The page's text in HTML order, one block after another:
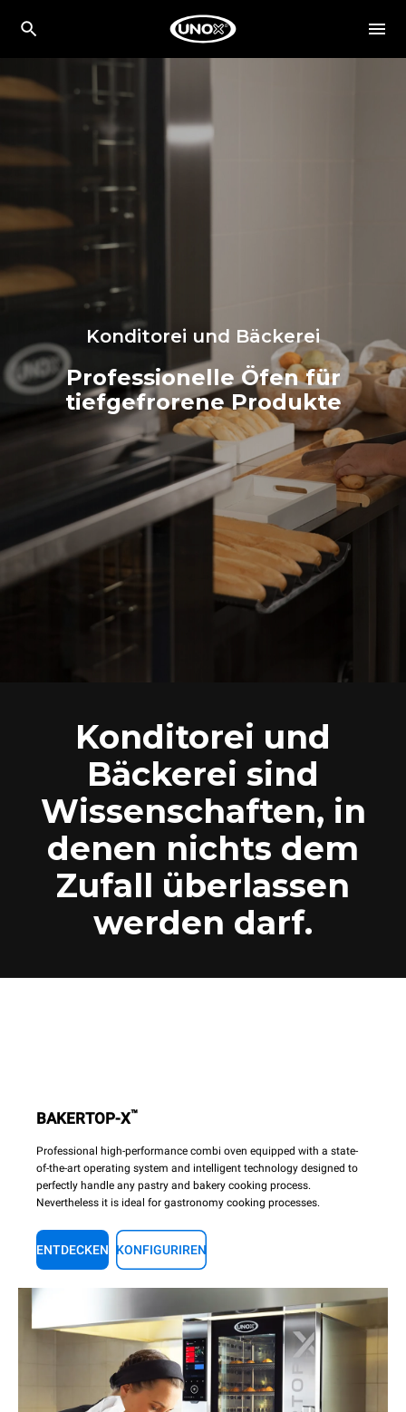
Konditorei und Bäckerei
Professionelle Öfen für
tiefgefrorene Produkte
Konditorei und
Bäckerei sind
Wissenschaften, in
denen nichts dem
Zufall überlassen
werden darf.
BAKERTOP-X™
Professional high-performance combi oven equipped with a state-
of-the-art operating system and intelligent technology designed to
perfectly handle any pastry and bakery cooking process.
Nevertheless it is ideal for gastronomy cooking processes.
ENTDECKEN KONFIGURIREN